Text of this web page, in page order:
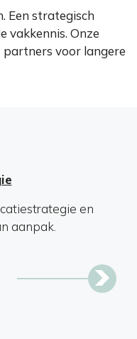
Een strategisch
vakkennis. Onze
voor langere
en
aanpak.